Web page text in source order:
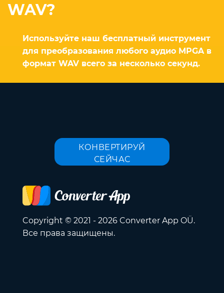
WAV?
Используйте наш бесплатный инструмент
для преобразования любого аудио MPGA в
формат WAV всего за несколько секунд.
КОНВЕРТИРУЙ
СЕЙЧАС
Copyright © 2021 - 2026 Converter App OÜ.
Все права защищены.